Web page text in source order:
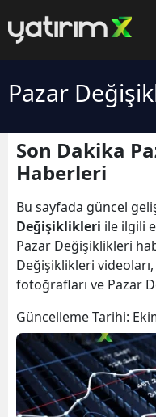
Pazar
Son Dakika
Haberleri
Bu sayfada güncel
Değişiklikleri ile ilgili
Pazar Değişiklikleri
Değişiklikleri
fotoğrafları ve Pazar
Güncelleme Tarihi: